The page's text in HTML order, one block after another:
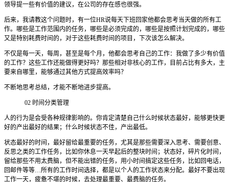
领导提一些有价值的建议，在公司的存在感也很强。
后来，我请教这个问题时，有一位HR说每天下班回家他都会思考当天做的所有工
作。哪些是工作范围内的任务，哪些是必须完成的，哪些是按照计划完成的，哪些
又是特别耗费时间的，对于这些耗费时间的项目，下次该怎么解决。
不仅是每一天，每周，甚至是每个月，他都会思考自己的工作：我做了多少有价值
的工作？这些工作还能做得更好吗？那些相对非核心的工作，目前占比有多大，主
要来自哪里，能够通过其他方式提高效率吗？
不断地思考总结，才能不断地进步提高。
02 时间分类管理
人的行为是会受各种规律影响的。你肯定清楚自己什么时候状态最好，能够更快更
好的产出最好的结果；什么时候状态不佳，产出最低。
状态最好的时间，最好留给最重要的任务，尤其是那些需要深入思考、需要创意、
反思之类的工作任务，比如你休息一天早起后的整块时间；状态好，碎片化时间，
留给那些不用太费脑，但不能出错的任务，用小时间搞定这些任务，比如回电话，
回邮件等等…所有的工作时间选择，都是以个人的工作状态来分配。最好不要出现
工作一天，疲惫不堪的时候，去处理最重要、最费脑的任务。